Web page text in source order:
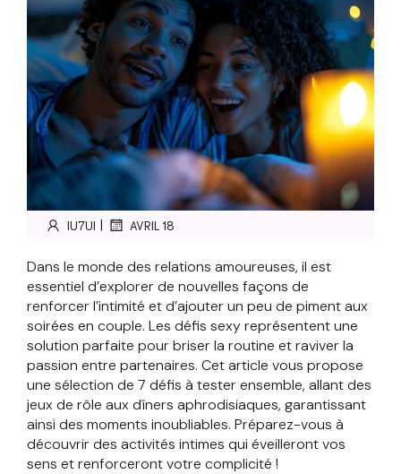
IU7UI | AVRIL 18
Dans le monde des relations amoureuses, il est
essentiel d’explorer de nouvelles façons de
renforcer l’intimité et d’ajouter un peu de piment aux
soirées en couple. Les défis sexy représentent une
solution parfaite pour briser la routine et raviver la
passion entre partenaires. Cet article vous propose
une sélection de 7 défis à tester ensemble, allant des
jeux de rôle aux dîners aphrodisiaques, garantissant
ainsi des moments inoubliables. Préparez-vous à
découvrir des activités intimes qui éveilleront vos
sens et renforceront votre complicité !